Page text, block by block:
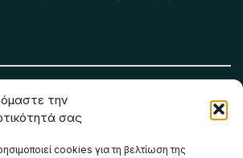
την
σας
cookies για τη βελτίωση της